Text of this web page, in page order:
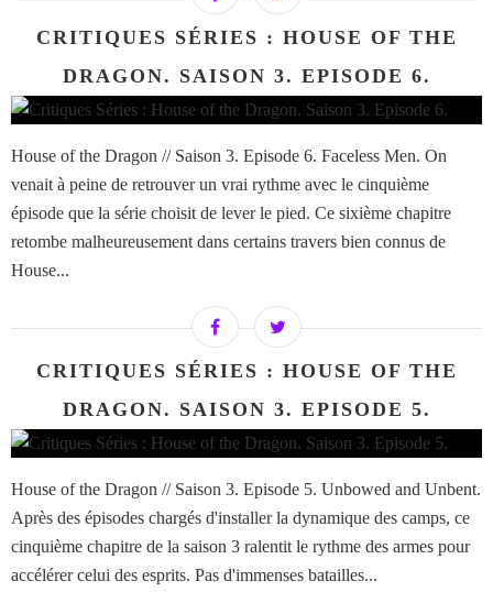
CRITIQUES SÉRIES : HOUSE OF THE
DRAGON. SAISON 3. EPISODE 6.
House of the Dragon // Saison 3. Episode 6. Faceless Men. On
venait à peine de retrouver un vrai rythme avec le cinquième
épisode que la série choisit de lever le pied. Ce sixième chapitre
retombe malheureusement dans certains travers bien connus de
House...
CRITIQUES SÉRIES : HOUSE OF THE
DRAGON. SAISON 3. EPISODE 5.
House of the Dragon // Saison 3. Episode 5. Unbowed and Unbent.
Après des épisodes chargés d'installer la dynamique des camps, ce
cinquième chapitre de la saison 3 ralentit le rythme des armes pour
accélérer celui des esprits. Pas d'immenses batailles...